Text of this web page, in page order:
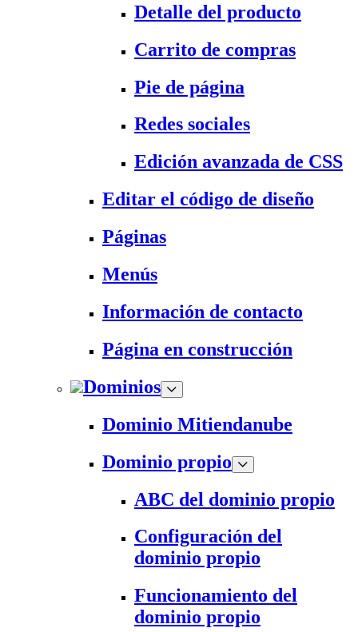
Detalle del producto
Carrito de compras
Pie de página
Redes sociales
Edición avanzada de CSS
Editar el código de diseño
Páginas
Menús
Información de contacto
Página en construcción
Dominios
Dominio Mitiendanube
Dominio propio
ABC del dominio propio
Configuración del
dominio propio
Funcionamiento del
dominio propio